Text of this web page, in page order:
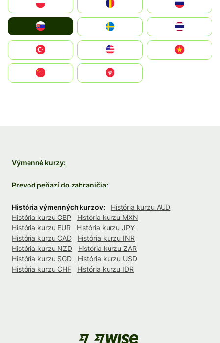
United States
中國香港特別行政區
Výmenné kurzy:
Prevod peňazí do zahraničia:
História výmenných kurzov:
História kurzu AUD
História kurzu GBP
História kurzu MXN
História kurzu EUR
História kurzu JPY
História kurzu CAD
História kurzu INR
História kurzu NZD
História kurzu ZAR
História kurzu SGD
História kurzu USD
História kurzu CHF
História kurzu IDR